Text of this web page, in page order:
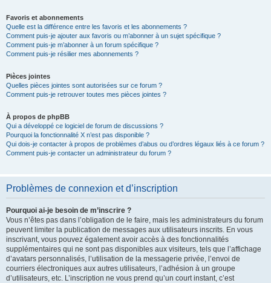
Favoris et abonnements
Quelle est la différence entre les favoris et les abonnements ?
Comment puis-je ajouter aux favoris ou m’abonner à un sujet spécifique ?
Comment puis-je m’abonner à un forum spécifique ?
Comment puis-je résilier mes abonnements ?
Pièces jointes
Quelles pièces jointes sont autorisées sur ce forum ?
Comment puis-je retrouver toutes mes pièces jointes ?
À propos de phpBB
Qui a développé ce logiciel de forum de discussions ?
Pourquoi la fonctionnalité X n’est pas disponible ?
Qui dois-je contacter à propos de problèmes d’abus ou d’ordres légaux liés à ce forum ?
Comment puis-je contacter un administrateur du forum ?
Problèmes de connexion et d’inscription
Pourquoi ai-je besoin de m’inscrire ?
Vous n’êtes pas dans l’obligation de le faire, mais les administrateurs du forum
peuvent limiter la publication de messages aux utilisateurs inscrits. En vous
inscrivant, vous pouvez également avoir accès à des fonctionnalités
supplémentaires qui ne sont pas disponibles aux visiteurs, tels que l’affichage
d’avatars personnalisés, l’utilisation de la messagerie privée, l’envoi de
courriers électroniques aux autres utilisateurs, l’adhésion à un groupe
d’utilisateurs, etc. L’inscription ne vous prend qu’un court instant, c’est